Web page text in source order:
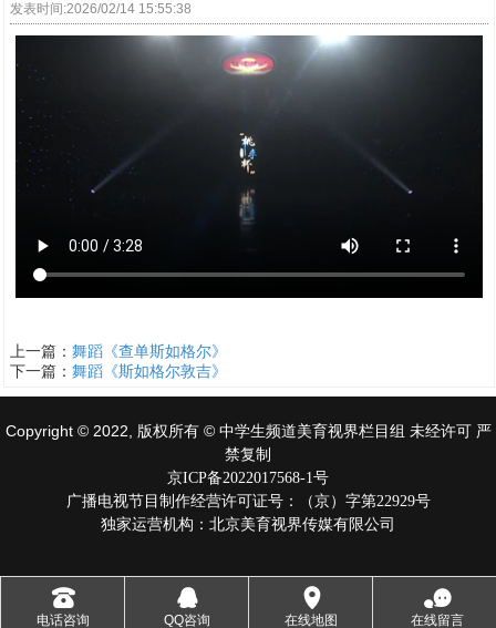
发表时间:2026/02/14 15:55:38
上一篇： 舞蹈《查单斯如格尔》
下一篇： 舞蹈《斯如格尔敦吉》
Copyright © 2022, 版权所有 © 中学生频道美育视界栏目组 未经许可 严
禁复制
京ICP备2022017568-1号
广播电视节目制作经营许可证号：（京）字第22929号
独家运营机构：北京美育视界传媒有限公司
󰇯
电话咨询
󰇇
QQ咨询
󰅊
在线地图
󰂮
在线留言